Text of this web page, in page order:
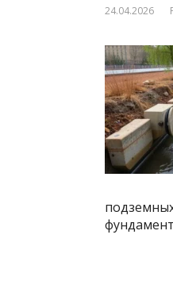
24.04.2026